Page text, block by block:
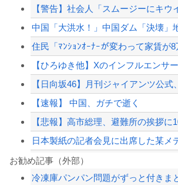
【日向坂46】月刊ジャイアンツ公式
【速報】 中国、ガチで逝く
お勧め記事（外部）